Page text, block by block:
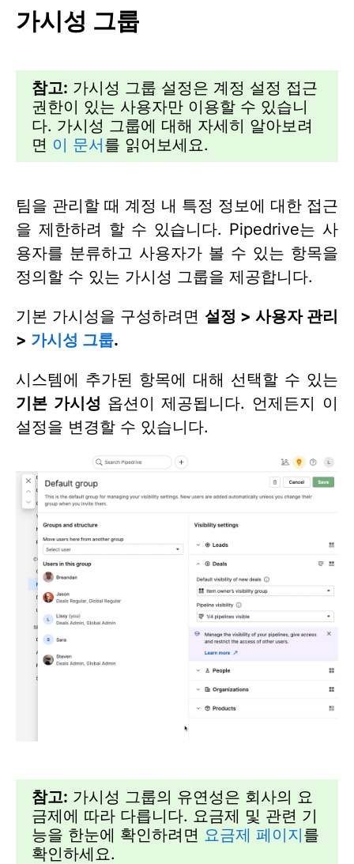
가시성 그룹
참고: 가시성 그룹 설정은 계정 설정 접근
권한이 있는 사용자만 이용할 수 있습니
다. 가시성 그룹에 대해 자세히 알아보려
면 이 문서를 읽어보세요.
팀을 관리할 때 계정 내 특정 정보에 대한 접근
을 제한하려 할 수 있습니다. Pipedrive는 사
용자를 분류하고 사용자가 볼 수 있는 항목을
정의할 수 있는 가시성 그룹을 제공합니다.
기본 가시성을 구성하려면 설정 > 사용자 관리
> 가시성 그룹.
시스템에 추가된 항목에 대해 선택할 수 있는
기본 가시성 옵션이 제공됩니다. 언제든지 이
설정을 변경할 수 있습니다.
참고: 가시성 그룹의 유연성은 회사의 요
금제에 따라 다릅니다. 요금제 및 관련 기
능을 한눈에 확인하려면 요금제 페이지를
확인하세요.